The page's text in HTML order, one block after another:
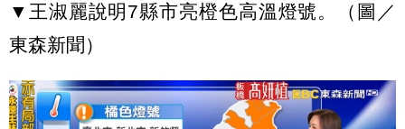
▼王淑麗說明7縣市亮橙色高溫燈號。（圖／
東森新聞）